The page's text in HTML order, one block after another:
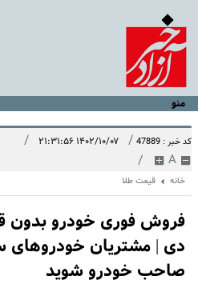
منو
کد خبر : 47889 / ۱۴۰۲/۱۰/۰۷ ۲۱:۳۱:۵۶ /
A
/
خانه قیمت طلا
دی | مشتریان خودروهای
صاحب خودرو شوید